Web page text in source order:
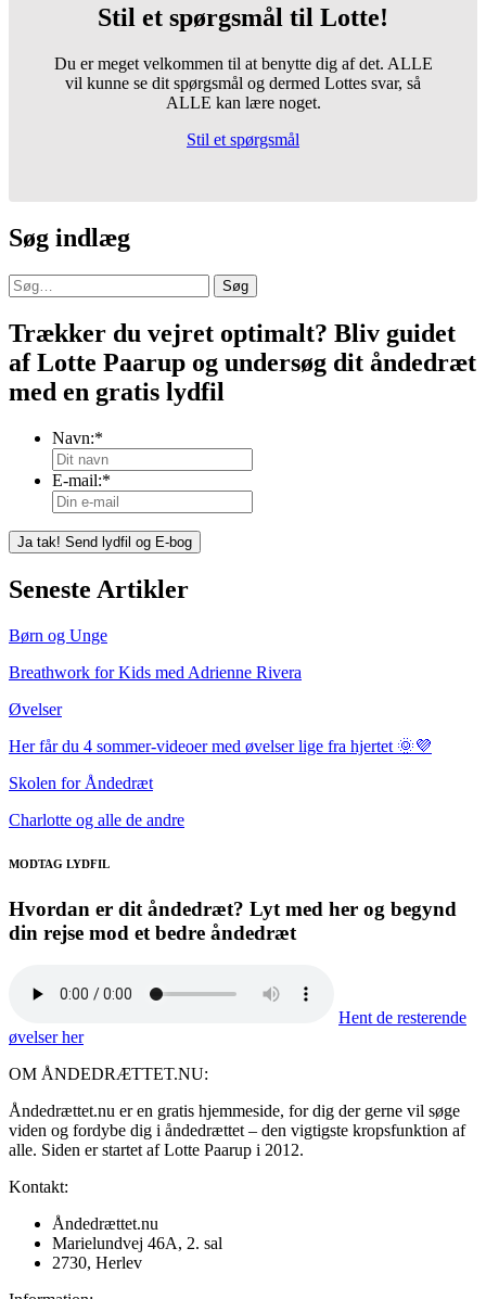
Stil et spørgsmål til Lotte!
Du er meget velkommen til at benytte dig af det. ALLE
vil kunne se dit spørgsmål og dermed Lottes svar, så
ALLE kan lære noget.
Stil et spørgsmål
Søg indlæg
Søg
Trækker du vejret optimalt? Bliv guidet
af Lotte Paarup og undersøg dit åndedræt
med en gratis lydfil
Navn:*
E-mail:*
Seneste Artikler
Børn og Unge
Breathwork for Kids med Adrienne Rivera
Øvelser
Her får du 4 sommer-videoer med øvelser lige fra hjertet 🌞💜
Skolen for Åndedræt
Charlotte og alle de andre
MODTAG LYDFIL
Hvordan er dit åndedræt? Lyt med her og begynd
din rejse mod et bedre åndedræt
Hent de resterende
øvelser her
OM ÅNDEDRÆTTET.NU:
Åndedrættet.nu er en gratis hjemmeside, for dig der gerne vil søge
viden og fordybe dig i åndedrættet – den vigtigste kropsfunktion af
alle. Siden er startet af Lotte Paarup i 2012.
Kontakt:
Åndedrættet.nu
Marielundvej 46A, 2. sal
2730, Herlev